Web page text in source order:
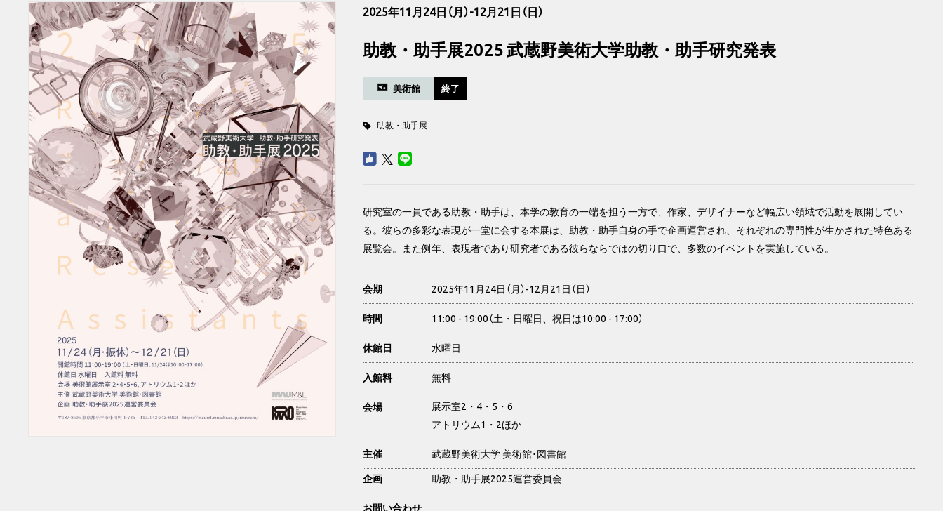
2025年11月24日（月）-12月21日（日）
助教・助手展2025 武蔵野美術大学助教・助手研究発表
美術館 終了
助教・助手展
研究室の一員である助教・助手は、本学の教育の一端を担う一方で、作家、デザイナーなど幅広い領域で活動を展開してい
る。彼らの多彩な表現が一堂に会する本展は、助教・助手自身の手で企画運営され、それぞれの専門性が生かされた特色ある
展覧会。また例年、表現者であり研究者である彼らならではの切り口で、多数のイベントを実施している。
会期 2025年11月24日（月）-12月21日（日）
時間 11:00 - 19:00（土・日曜日、祝日は10:00 - 17:00）
休館日 水曜日
入館料 無料
会場
展示室2・4・5・6
アトリウム1・2ほか
主催
武蔵野美術大学 美術館･図書館
企画助教・助手展2025運営委員会
お問い合わせ